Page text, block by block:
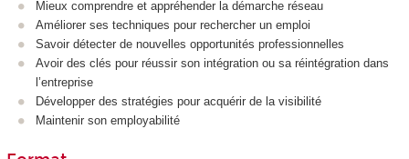
Mieux comprendre et appréhender la démarche réseau
Améliorer ses techniques pour rechercher un emploi
Savoir détecter de nouvelles opportunités professionnelles
Avoir des clés pour réussir son intégration ou sa réintégration dans
l’entreprise
Développer des stratégies pour acquérir de la visibilité
Maintenir son employabilité